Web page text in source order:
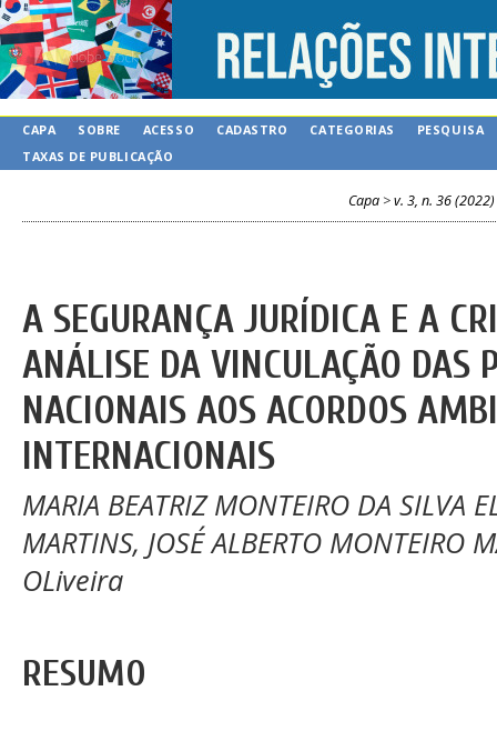
CAPA SOBRE ACESSO CADASTRO CATEGORIAS
PESQUISA
TAXAS DE PUBLICAÇÃO
Capa>v. 3, n. 36 (2022)
A SEGURANÇA JURÍDICA E A
ANÁLISE DA VINCULAÇÃO DAS
NACIONAIS AOS ACORDOS
INTERNACIONAIS
MARIA BEATRIZ MONTEIRO DA SILVA
MARTINS, JOSÉ ALBERTO MONTEIRO
OLiveira
RESUMO